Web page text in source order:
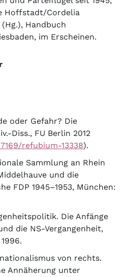
Hoffstadt/Cordelia
Handbuch
im Erscheinen.
oder Gefahr? Die
Diss., FU Berlin 2012
refubium-13338).
Sammlung an Rhein
und die
FDP 1945–1953, München:
Die Anfänge
die NS-Vergangenheit,
von rechts.
Annäherung unter